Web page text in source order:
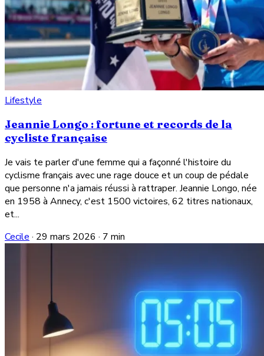
Lifestyle
Jeannie Longo : fortune et records de la
cycliste française
Je vais te parler d'une femme qui a façonné l'histoire du
cyclisme français avec une rage douce et un coup de pédale
que personne n'a jamais réussi à rattraper. Jeannie Longo, née
en 1958 à Annecy, c'est 1500 victoires, 62 titres nationaux,
et...
Cecile · 29 mars 2026 · 7 min